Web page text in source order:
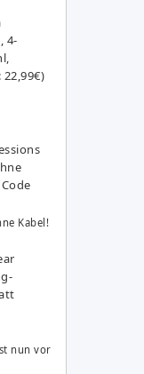
4-
Kabel!
nun vor